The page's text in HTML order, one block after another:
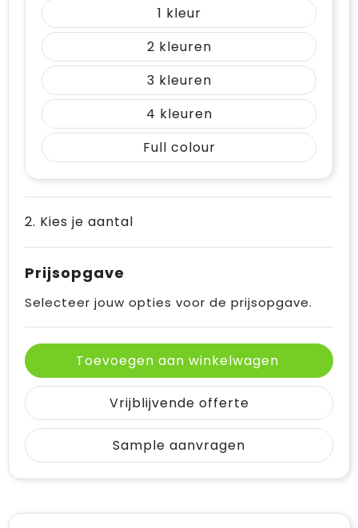
1
2
3
4
Full colour
2. Kies je aantal
Prijsopgave
Selecteer jouw opties voor de prijsopgave.
Toevoegen aan winkelwagen
Vrijblijvende offerte
Sample aanvragen